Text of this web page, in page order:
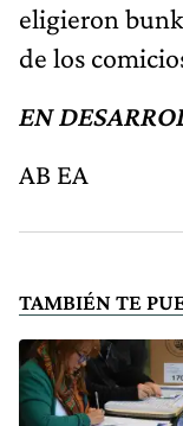
eligieron
de los
EN
AB EA
TAMBIÉN TE